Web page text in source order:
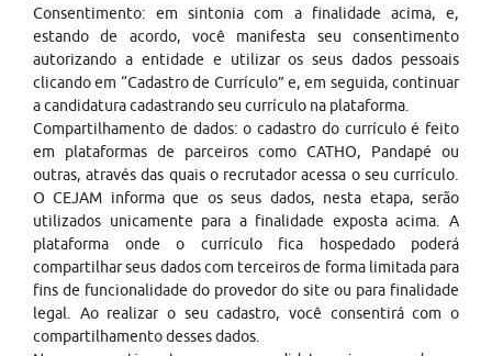
Consentimento: em sintonia com a finalidade acima, e,
estando de acordo, você manifesta seu consentimento
autorizando a entidade e utilizar os seus dados pessoais
clicando em “Cadastro de Currículo” e, em seguida, continuar
a candidatura cadastrando seu currículo na plataforma.
Compartilhamento de dados: o cadastro do currículo é feito
em plataformas de parceiros como CATHO, Pandapé ou
outras, através das quais o recrutador acessa o seu currículo.
O CEJAM informa que os seus dados, nesta etapa, serão
utilizados unicamente para a finalidade exposta acima. A
plataforma onde o currículo fica hospedado poderá
compartilhar seus dados com terceiros de forma limitada para
fins de funcionalidade do provedor do site ou para finalidade
legal. Ao realizar o seu cadastro, você consentirá com o
compartilhamento desses dados.